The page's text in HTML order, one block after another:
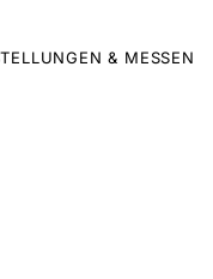
& MESSEN